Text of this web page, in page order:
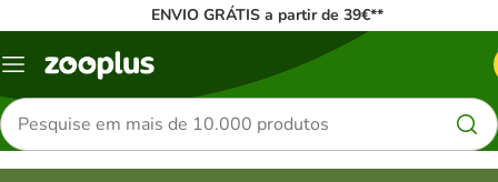
ENVIO GRÁTIS a partir de 39€**
Menu
Pesquisar
produtos